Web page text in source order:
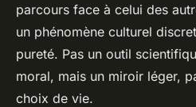
parcours face à celui des
un phénomène culturel
pureté. Pas un outil
moral, mais un miroir léger,
choix de vie.